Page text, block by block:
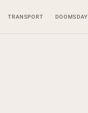
TRANSPORT DOOMSDAY